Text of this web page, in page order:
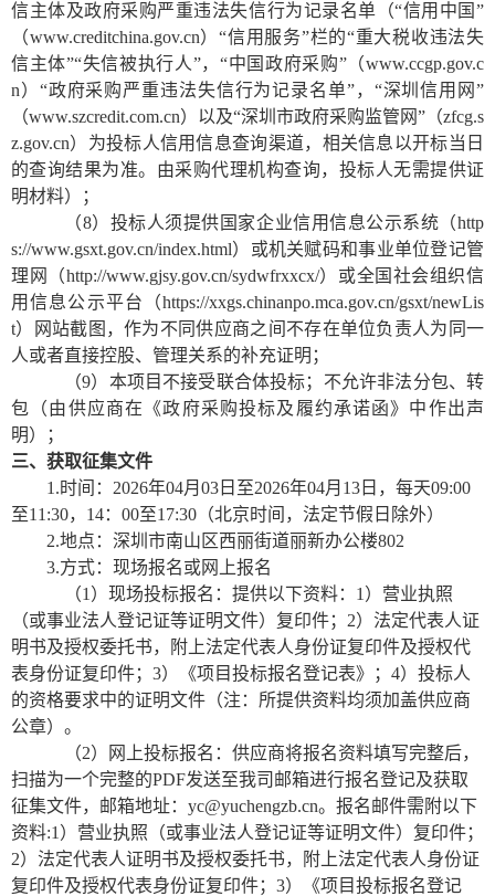
信主体及政府采购严重违法失信行为记录名单（“信用中国”
（www.creditchina.gov.cn）“信用服务”栏的“重大税收违法失
信主体”“失信被执行人”，“中国政府采购”（www.ccgp.gov.c
n）“政府采购严重违法失信行为记录名单”，“深圳信用网”
（www.szcredit.com.cn）以及“深圳市政府采购监管网”（zfcg.s
z.gov.cn）为投标人信用信息查询渠道，相关信息以开标当日
的查询结果为准。由采购代理机构查询，投标人无需提供证
明材料）；
（8）投标人须提供国家企业信用信息公示系统（http
s://www.gsxt.gov.cn/index.html）或机关赋码和事业单位登记管
理网（http://www.gjsy.gov.cn/sydwfrxxcx/）或全国社会组织信
用信息公示平台（https://xxgs.chinanpo.mca.gov.cn/gsxt/newLis
t）网站截图，作为不同供应商之间不存在单位负责人为同一
人或者直接控股、管理关系的补充证明；
（9） 本项目不接受联合体投标；不允许非法分包、转
包（由供应商在《政府采购投标及履约承诺函》中作出声
明）；
三、获取征集文件
1.时间：2026年04月 03 日至2026年04月13日 ，每天09:00
至11 :30，14：00至17:30（北京时间，法定节假日除外）
2.地点：深圳市南山区西丽街道丽新办公楼802
3.方式：现场报名或网上报名
（1）现场投标报名：提供以下资料：1）营业执照
（或事业法人登记证等证明文件）复印件；2）法定代表人证
明书及授权委托书，附上法定代表人身份证复印件及授权代
表身份证复印件；3）《项目投标报名登记表》；4）投标人
的资格要求中的证明文件（注：所提供资料均须加盖供应商
公章）。
（2）网上投标报名：供应商将报名资料填写完整后，
扫描为一个完整的PDF发送至我司邮箱进行报名登记及获取
征集文件，邮箱地址： yc@yuchengzb.cn。报名邮件需附以下
资料:1）营业执照（或事业法人登记证等证明文件）复印件；
2）法定代表人证明书及授权委托书，附上法定代表人身份证
复印件及授权代表身份证复印件；3）《项目投标报名登记